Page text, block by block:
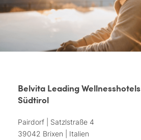
Belvita Leading Wellnesshotels
Südtirol
Pairdorf | Satzlstraße 4
39042 Brixen | Italien